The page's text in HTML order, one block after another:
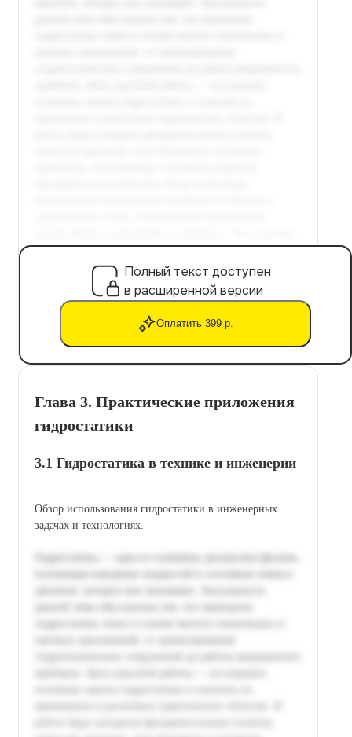
Полный текст доступен
в расширенной версии
Оплатить 399 р.
Глава 3. Практические приложения
гидростатики
3.1 Гидростатика в технике и инженерии
Обзор использования гидростатики в инженерных
задачах и технологиях.